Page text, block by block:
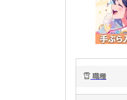
職種